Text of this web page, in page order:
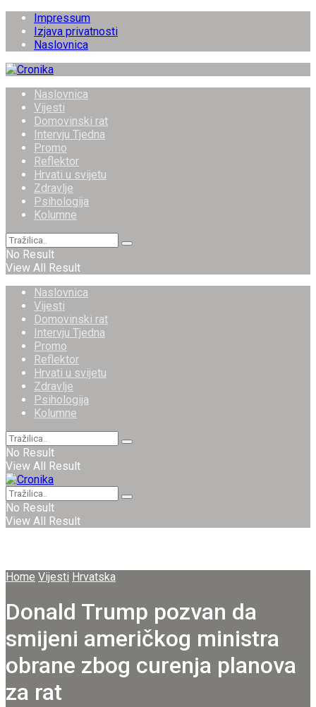
Impressum
Izjava privatnosti
Naslovnica
Naslovnica
Vijesti
Domovinski rat
Intervju Tjedna
Promo
Reflektor
Hrvati u svijetu
Zdravlje
Psihologija
Kolumne
No Result
View All Result
Naslovnica
Vijesti
Domovinski rat
Intervju Tjedna
Promo
Reflektor
Hrvati u svijetu
Zdravlje
Psihologija
Kolumne
No Result
View All Result
No Result
View All Result
Home Vijesti Hrvatska
Donald Trump pozvan da
smijeni američkog ministra
obrane zbog curenja planova
za rat